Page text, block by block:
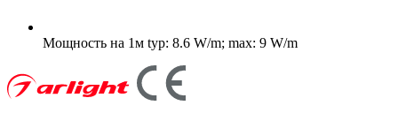
Мощность на 1м typ: 8.6 W/m; max: 9 W/m